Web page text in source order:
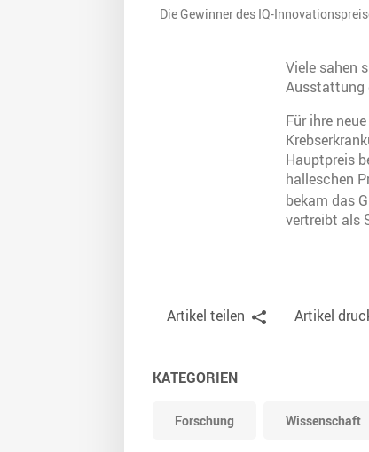
Die Gewinner des IQ-
Viele sahen
Ausstattung
Für ihre
Hauptpreis
halleschen
bekam das
vertreibt als
Artikel teilen Artikel
KATEGORIEN
Forschung Wissenschaft